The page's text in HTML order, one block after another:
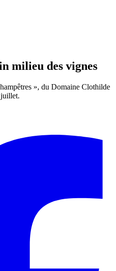
milieu des vignes
», du Domaine Clothilde